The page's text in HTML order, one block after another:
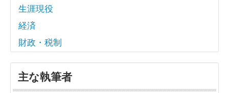
生涯現役
経済
財政・税制
主な執筆者